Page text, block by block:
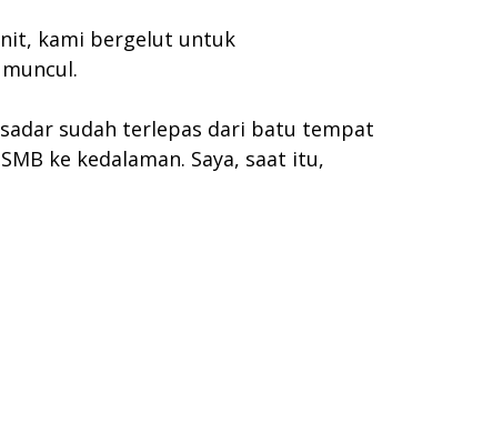
kami bergelut untuk
sudah terlepas dari batu tempat
ke kedalaman. Saya, saat itu,